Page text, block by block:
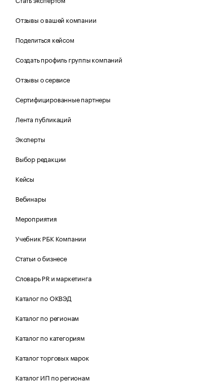
Отзывы о вашей компании
Поделиться кейсом
Создать профиль группы компаний
Отзывы о сервисе
Сертифицированные партнеры
Лента публикаций
Эксперты
Выбор редакции
Кейсы
Вебинары
Мероприятия
Учебник РБК Компании
Статьи о бизнесе
Словарь PR и маркетинга
Каталог по ОКВЭД
Каталог по регионам
Каталог по категориям
Каталог торговых марок
Каталог ИП по регионам